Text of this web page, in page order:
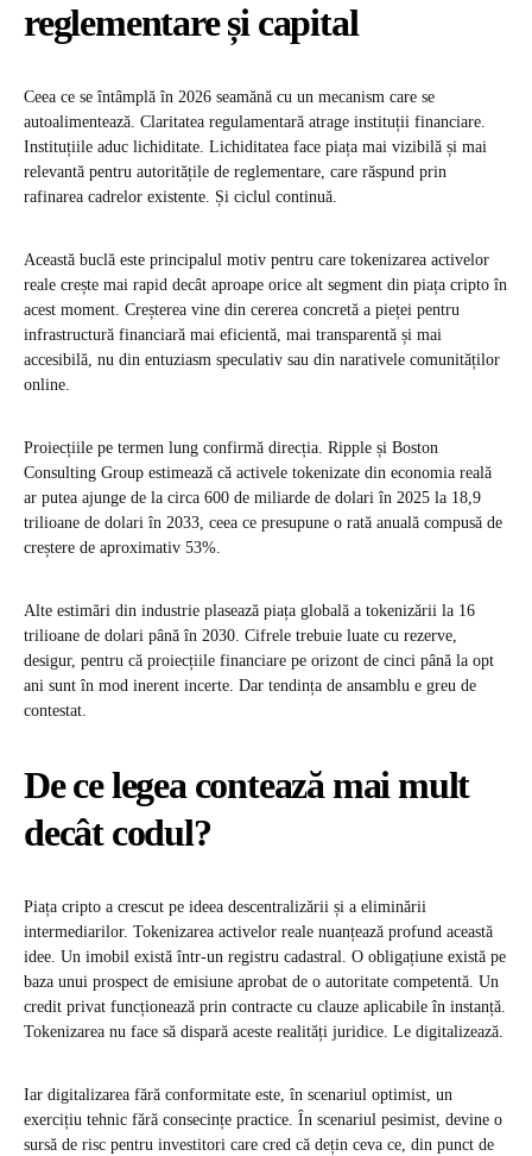
reglementare și capital
Ceea ce se întâmplă în 2026 seamănă cu un mecanism care se
autoalimentează. Claritatea regulamentară atrage instituții financiare.
Instituțiile aduc lichiditate. Lichiditatea face piața mai vizibilă și mai
relevantă pentru autoritățile de reglementare, care răspund prin
rafinarea cadrelor existente. Și ciclul continuă.
Această buclă este principalul motiv pentru care tokenizarea activelor
reale crește mai rapid decât aproape orice alt segment din piața cripto în
acest moment. Creșterea vine din cererea concretă a pieței pentru
infrastructură financiară mai eficientă, mai transparentă și mai
accesibilă, nu din entuziasm speculativ sau din narativele comunităților
online.
Proiecțiile pe termen lung confirmă direcția. Ripple și Boston
Consulting Group estimează că activele tokenizate din economia reală
ar putea ajunge de la circa 600 de miliarde de dolari în 2025 la 18,9
trilioane de dolari în 2033, ceea ce presupune o rată anuală compusă de
creștere de aproximativ 53%.
Alte estimări din industrie plasează piața globală a tokenizării la 16
trilioane de dolari până în 2030. Cifrele trebuie luate cu rezerve,
desigur, pentru că proiecțiile financiare pe orizont de cinci până la opt
ani sunt în mod inerent incerte. Dar tendința de ansamblu e greu de
contestat.
De ce legea contează mai mult
decât codul?
Piața cripto a crescut pe ideea descentralizării și a eliminării
intermediarilor. Tokenizarea activelor reale nuanțează profund această
idee. Un imobil există într-un registru cadastral. O obligațiune există pe
baza unui prospect de emisiune aprobat de o autoritate competentă. Un
credit privat funcționează prin contracte cu clauze aplicabile în instanță.
Tokenizarea nu face să dispară aceste realități juridice. Le digitalizează.
Iar digitalizarea fără conformitate este, în scenariul optimist, un
exercițiu tehnic fără consecințe practice. În scenariul pesimist, devine o
sursă de risc pentru investitori care cred că dețin ceva ce, din punct de